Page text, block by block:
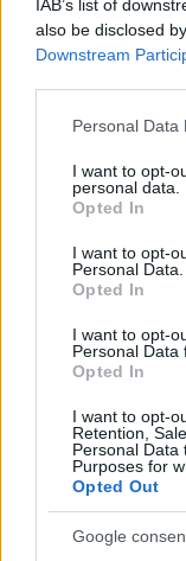
IAB’s list of
also be disclosed
Downstream
Please note that
not limited to your
grant or deny
use your data for
consent section.
Personal Data
I want to opt-
personal data.
Opted In
I want to opt-
Personal Data.
Opted In
I want to opt-
Personal Data
Opted In
I want to opt-
Retention,
Personal Data
Purposes for
Opted Out
Google
Székesfehérvárra
március 29-től
Pákozdon élő,
Hochburg-
A Fejér megyében
felújítás után
kiállításoknak is
HÍRLEVÉL